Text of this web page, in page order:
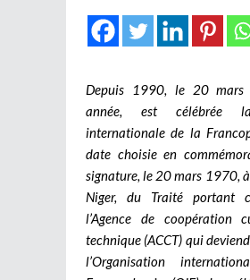
Depuis 1990, le 20 mars
année, est célébrée
internationale de la
date choisie en
signature, le 20 mars 1970,
Niger, du Traité portant
l’Agence de coopération
technique (ACCT) qui
l’Organisation